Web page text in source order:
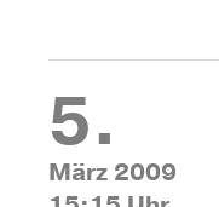
5.
März 2009